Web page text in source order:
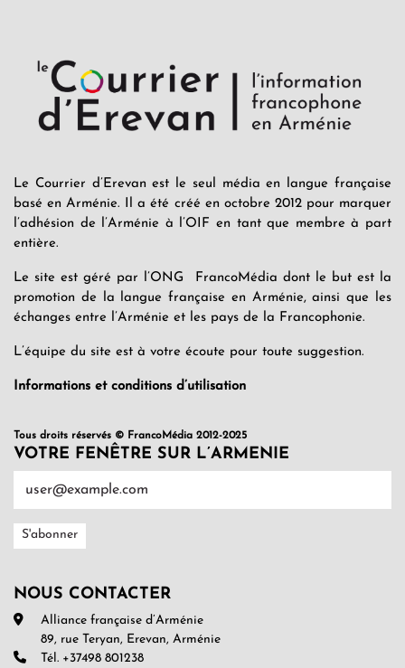
Le Courrier d’Erevan est le seul média en langue française
basé en Arménie. Il a été créé en octobre 2012 pour marquer
l’adhésion de l’Arménie à l’OIF en tant que membre à part
entière.
Le site est géré par l’ONG FrancoMédia dont le but est la
promotion de la langue française en Arménie, ainsi que les
échanges entre l’Arménie et les pays de la Francophonie.
L’équipe du site est à votre écoute pour toute suggestion.
Informations et conditions d’utilisation
Tous droits réservés © FrancoMédia 2012-2025
VOTRE FENÊTRE SUR L’ARMENIE
NOUS CONTACTER
Alliance française d’Arménie
89, rue Teryan, Erevan, Arménie
Tél. +37498 801238